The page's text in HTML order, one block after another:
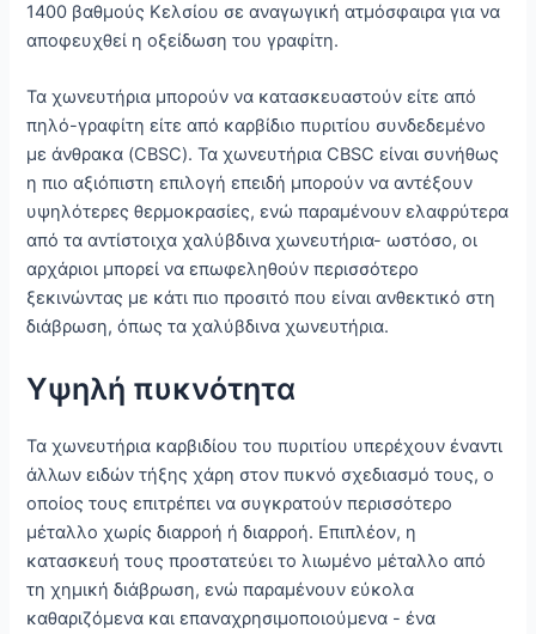
1400 βαθμούς Κελσίου σε αναγωγική ατμόσφαιρα για να
αποφευχθεί η οξείδωση του γραφίτη.
Τα χωνευτήρια μπορούν να κατασκευαστούν είτε από
πηλό-γραφίτη είτε από καρβίδιο πυριτίου συνδεδεμένο
με άνθρακα (CBSC). Τα χωνευτήρια CBSC είναι συνήθως
η πιο αξιόπιστη επιλογή επειδή μπορούν να αντέξουν
υψηλότερες θερμοκρασίες, ενώ παραμένουν ελαφρύτερα
από τα αντίστοιχα χαλύβδινα χωνευτήρια- ωστόσο, οι
αρχάριοι μπορεί να επωφεληθούν περισσότερο
ξεκινώντας με κάτι πιο προσιτό που είναι ανθεκτικό στη
διάβρωση, όπως τα χαλύβδινα χωνευτήρια.
Υψηλή πυκνότητα
Τα χωνευτήρια καρβιδίου του πυριτίου υπερέχουν έναντι
άλλων ειδών τήξης χάρη στον πυκνό σχεδιασμό τους, ο
οποίος τους επιτρέπει να συγκρατούν περισσότερο
μέταλλο χωρίς διαρροή ή διαρροή. Επιπλέον, η
κατασκευή τους προστατεύει το λιωμένο μέταλλο από
τη χημική διάβρωση, ενώ παραμένουν εύκολα
καθαριζόμενα και επαναχρησιμοποιούμενα - ένα